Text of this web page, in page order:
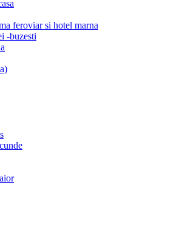
feroviar si hotel marna
-buzesti